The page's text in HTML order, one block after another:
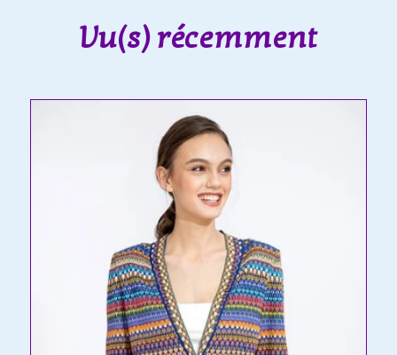
Vu(s) récemment